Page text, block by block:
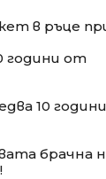
в ръце
години от
10
брачна